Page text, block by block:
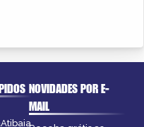
NOVIDADES POR E-
MAIL